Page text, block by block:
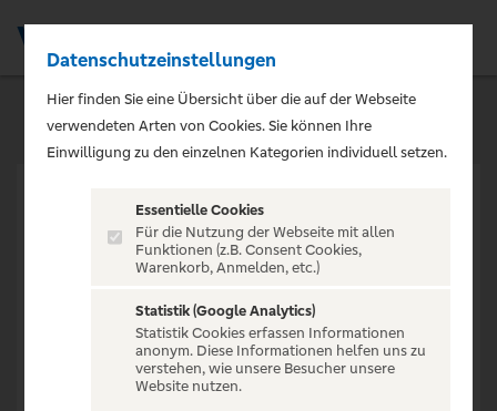
VERANSTALTUNG NICHT
GEFUNDEN
Datenschutzeinstellungen
Hier finden Sie eine Übersicht über die auf der Webseite
verwendeten Arten von Cookies. Sie können Ihre
Einwilligung zu den einzelnen Kategorien individuell setzen.
Essentielle Cookies
Für die Nutzung der Webseite mit allen
Funktionen (z.B. Consent Cookies,
Warenkorb, Anmelden, etc.)
Statistik (Google Analytics)
Statistik Cookies erfassen Informationen
anonym. Diese Informationen helfen uns zu
verstehen, wie unsere Besucher unsere
Website nutzen.